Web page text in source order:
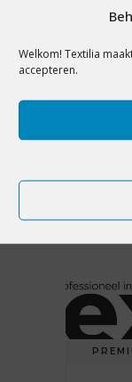
Welkom! Textilia
accepteren.
DE
23 juli